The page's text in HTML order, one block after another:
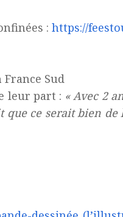
: https://
Sud
leur part : « Avec 2
que ce serait bien